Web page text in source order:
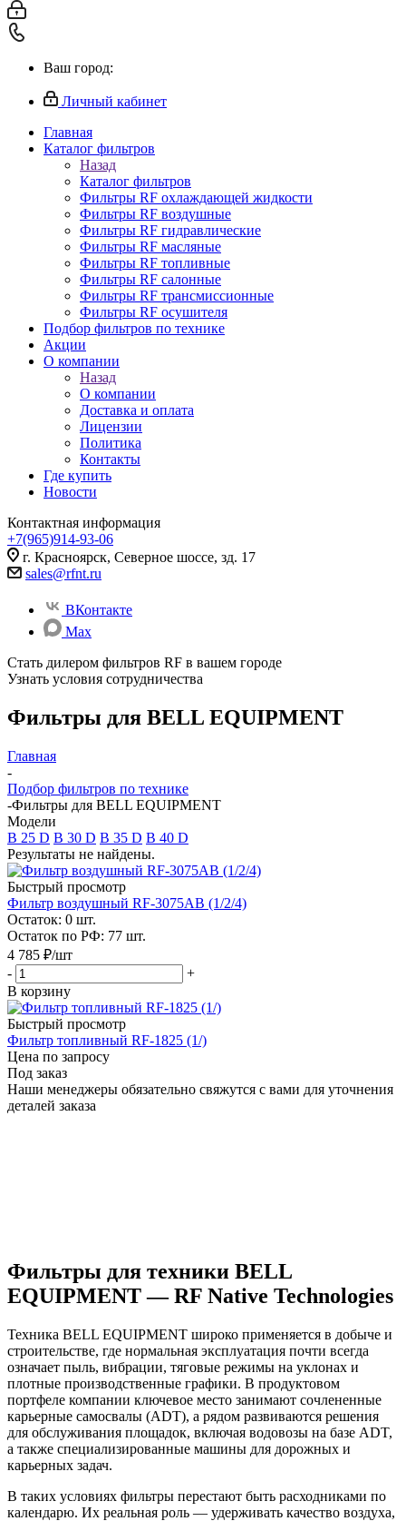
Ваш город:
Личный кабинет
Главная
Каталог фильтров
Назад
Каталог фильтров
Фильтры RF охлаждающей жидкости
Фильтры RF воздушные
Фильтры RF гидравлические
Фильтры RF масляные
Фильтры RF топливные
Фильтры RF салонные
Фильтры RF трансмиссионные
Фильтры RF осушителя
Подбор фильтров по технике
Акции
О компании
Назад
О компании
Доставка и оплата
Лицензии
Политика
Контакты
Где купить
Новости
Контактная информация
+7(965)914-93-06
г. Красноярск, Северное шоссе, зд. 17
sales@rfnt.ru
ВКонтакте
Max
Стать дилером фильтров RF в вашем городе
Узнать условия сотрудничества
Фильтры для BELL EQUIPMENT
Главная
-
Подбор фильтров по технике
-Фильтры для BELL EQUIPMENT
Модели
B 25 D B 30 D B 35 D B 40 D
Результаты не найдены.
Быстрый просмотр
Фильтр воздушный RF-3075AB (1/2/4)
Остаток: 0 шт.
Остаток по РФ: 77 шт.
4 785 ₽/шт
-
+
В корзину
Быстрый просмотр
Фильтр топливный RF-1825 (1/)
Цена по запросу
Под заказ
Наши менеджеры обязательно свяжутся с вами для уточнения
деталей заказа
Фильтры для техники BELL
EQUIPMENT — RF Native Technologies
Техника BELL EQUIPMENT широко применяется в добыче и
строительстве, где нормальная эксплуатация почти всегда
означает пыль, вибрации, тяговые режимы на уклонах и
плотные производственные графики. В продуктовом
портфеле компании ключевое место занимают сочлененные
карьерные самосвалы (ADT), а рядом развиваются решения
для обслуживания площадок, включая водовозы на базе ADT,
а также специализированные машины для дорожных и
карьерных задач.
В таких условиях фильтры перестают быть расходниками по
календарю. Их реальная роль — удерживать качество воздуха,